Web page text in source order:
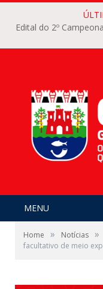
Edital do 2º
MENU
Home » Notícias »
facultativo de meio